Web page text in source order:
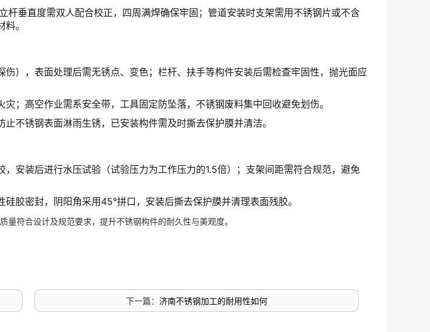
垂直度需双人配合校正，四周满焊确保牢固；管道安装时支架需用不锈钢片或不含
。
），表面处理后需无锈点、变色；栏杆、扶手等构件安装后需检查牢固性，抛光面应
；高空作业需系安全带，工具固定防坠落，不锈钢废料集中回收避免划伤。
不锈钢表面淋雨生锈，已安装构件需及时撕去保护膜并清洁。
安装后进行水压试验（试验压力为工作压力的1.5倍）；支架间距需符合规范，避免
胶密封，阴阳角采用45°拼口，安装后撕去保护膜并清理表面残胶。
符合设计及规范要求，提升不锈钢构件的耐久性与美观度。
下一篇： 济南不锈钢加工的耐用性如何